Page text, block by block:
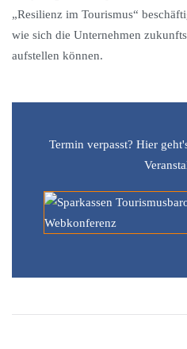
„Resilienz im Tourismus“
wie sich die Unternehmen
aufstellen können.
Termin verpasst? Hier